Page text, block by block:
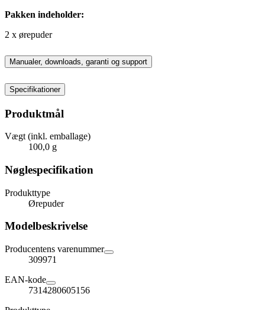
Pakken indeholder:
2 x ørepuder
Manualer, downloads, garanti og support
Specifikationer
Produktmål
Vægt (inkl. emballage)
100,0 g
Nøglespecifikation
Produkttype
Ørepuder
Modelbeskrivelse
Producentens varenummer
309971
EAN-kode
7314280605156